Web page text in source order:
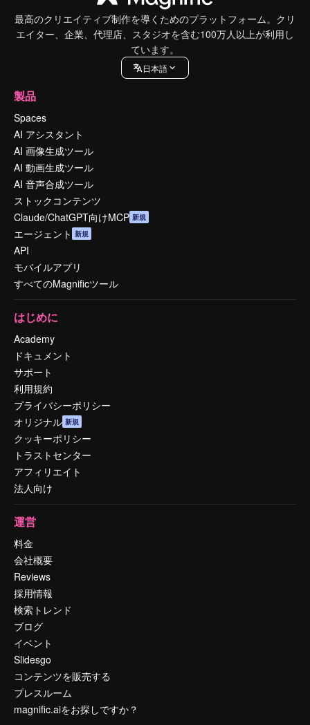
最高のクリエイティブ制作を導くためのプラットフォーム。クリ
エイター、企業、代理店、スタジオを含む100万人以上が利用し
ています。
日本語
製品
Spaces
AI アシスタント
AI 画像生成ツール
AI 動画生成ツール
AI 音声合成ツール
ストックコンテンツ
Claude/ChatGPT向けMCP 新規
エージェント 新規
API
モバイルアプリ
すべてのMagnificツール
はじめに
Academy
ドキュメント
サポート
利用規約
プライバシーポリシー
オリジナル 新規
クッキーポリシー
トラストセンター
アフィリエイト
法人向け
運営
料金
会社概要
Reviews
採用情報
検索トレンド
ブログ
イベント
Slidesgo
コンテンツを販売する
プレスルーム
magnific.aiをお探しですか？